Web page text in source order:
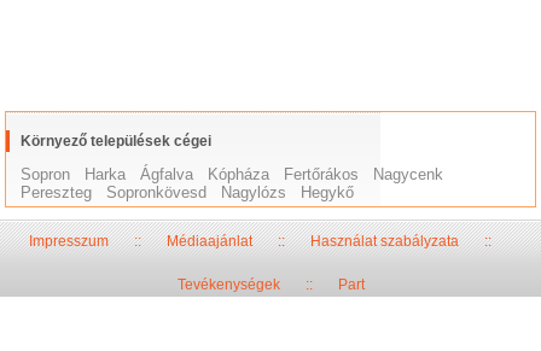
Környező települések cégei
Sopron Harka Ágfalva Kópháza Fertőrákos
Nagycenk
Pereszteg
Sopronkövesd Nagylózs Hegykő
Impresszum::Médiaajánlat::Használat szabályzata::
Tevékenységek:: Part